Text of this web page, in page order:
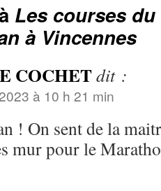
Les courses du
à Vincennes
COCHETdit :
à 10 h 21 min
! On sent de la
mur pour le